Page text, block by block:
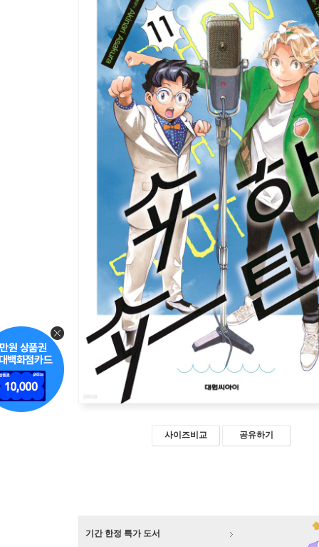
사이즈비교 공유하기
기간 한정 특가 도서